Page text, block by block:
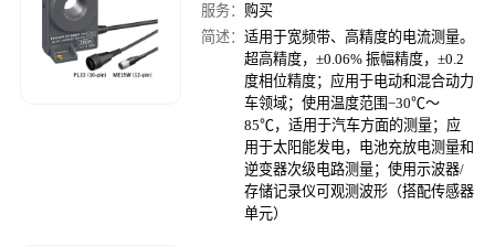
服务： 购买
简述：适用于宽频带、高精度的电流测量。
超高精度，±0.06% 振幅精度，±0.2
度相位精度；应用于电动和混合动力
车领域；使用温度范围−30℃〜
85℃，适用于汽车方面的测量；应
用于太阳能发电，电池充放电测量和
逆变器次级电路测量；使用示波器/
存储记录仪可观测波形（搭配传感器
单元）